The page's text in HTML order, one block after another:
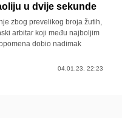
u dvije sekunde
zbog prevelikog broja žutih,
arbitar koji među najboljim
dobio nadimak
04.01.23. 22:23